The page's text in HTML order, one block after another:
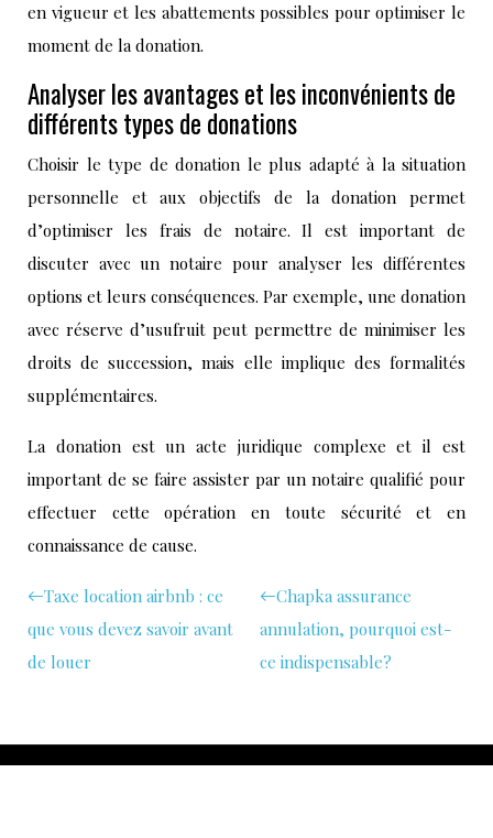
en vigueur et les abattements possibles pour optimiser le
moment de la donation.
Analyser les avantages et les inconvénients de
différents types de donations
Choisir le type de donation le plus adapté à la situation
personnelle et aux objectifs de la donation permet
d’optimiser les frais de notaire. Il est important de
discuter avec un notaire pour analyser les différentes
options et leurs conséquences. Par exemple, une donation
avec réserve d’usufruit peut permettre de minimiser les
droits de succession, mais elle implique des formalités
supplémentaires.
La donation est un acte juridique complexe et il est
important de se faire assister par un notaire qualifié pour
effectuer cette opération en toute sécurité et en
connaissance de cause.
Taxe location airbnb : ce
que vous devez savoir avant
de louer
Chapka assurance
annulation, pourquoi est-
ce indispensable?